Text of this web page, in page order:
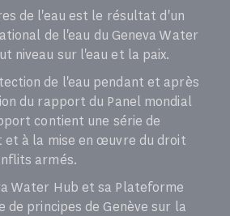
de l'eau est le résultat d'un
de l'eau du Geneva Water
niveau sur l'eau et la paix.
de l'eau pendant et après
du rapport du Panel mondial
contient une série de
à la mise en œuvre du droit
armés.
Water Hub et sa Plateforme
principes de Genève sur la